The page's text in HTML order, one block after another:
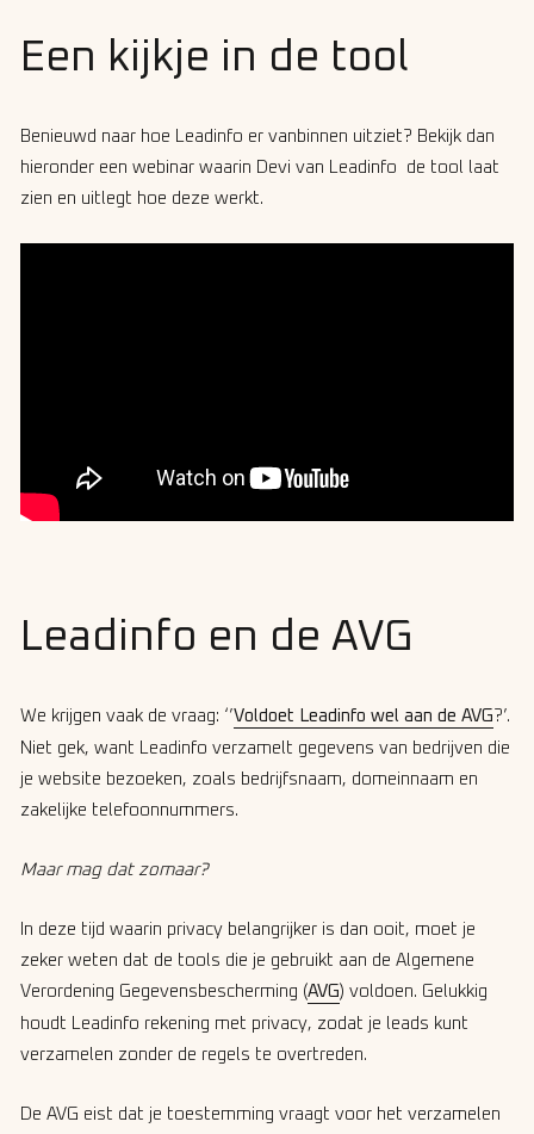
Een kijkje in de tool
Benieuwd naar hoe Leadinfo er vanbinnen uitziet? Bekijk dan
hieronder een webinar waarin Devi van Leadinfo de tool laat
zien en uitlegt hoe deze werkt.
Leadinfo en de AVG
We krijgen vaak de vraag: ‘’Voldoet Leadinfo wel aan de AVG ?’.
Niet gek, want Leadinfo verzamelt gegevens van bedrijven die
je website bezoeken, zoals bedrijfsnaam, domeinnaam en
zakelijke telefoonnummers.
Maar mag dat zomaar?
In deze tijd waarin privacy belangrijker is dan ooit, moet je
zeker weten dat de tools die je gebruikt aan de Algemene
Verordening Gegevensbescherming (AVG) voldoen. Gelukkig
houdt Leadinfo rekening met privacy, zodat je leads kunt
verzamelen zonder de regels te overtreden.
De AVG eist dat je toestemming vraagt voor het verzamelen